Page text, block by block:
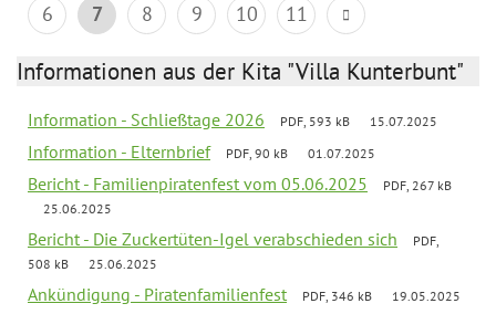
6
7 8 9 10 11
Informationen aus der Kita "Villa Kunterbunt"
Information - Schließtage 2026 PDF, 593 kB 15.07.2025
Information - Elternbrief PDF, 90 kB 01.07.2025
Bericht - Familienpiratenfest vom 05.06.2025
PDF, 267 kB
25.06.2025
Bericht - Die Zuckertüten-Igel verabschieden sich
PDF,
508 kB
25.06.2025
Ankündigung - Piratenfamilienfest PDF, 346 kB 19.05.2025